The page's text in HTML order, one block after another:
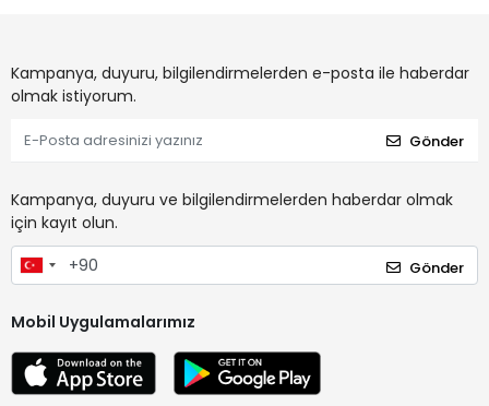
Kampanya, duyuru, bilgilendirmelerden e-posta ile haberdar
olmak istiyorum.
Gönder
Kampanya, duyuru ve bilgilendirmelerden haberdar olmak
için kayıt olun.
Gönder
Mobil Uygulamalarımız